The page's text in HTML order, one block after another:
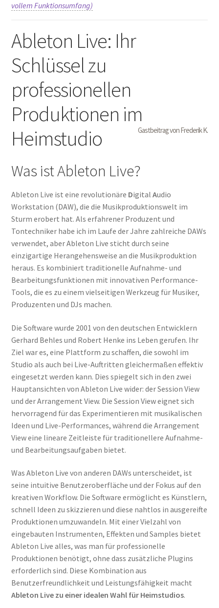
vollem Funktionsumfang)
Ableton Live: Ihr
Schlüssel zu
professionellen
Produktionen im
Heimstudio
Gastbeitrag von Frederik K.
Was ist Ableton Live?
Ableton Live ist eine revolutionäre Digital Audio
Workstation (DAW), die die Musikproduktionswelt im
Sturm erobert hat. Als erfahrener Produzent und
Tontechniker habe ich im Laufe der Jahre zahlreiche DAWs
verwendet, aber Ableton Live sticht durch seine
einzigartige Herangehensweise an die Musikproduktion
heraus. Es kombiniert traditionelle Aufnahme- und
Bearbeitungsfunktionen mit innovativen Performance-
Tools, die es zu einem vielseitigen Werkzeug für Musiker,
Produzenten und DJs machen.
Die Software wurde 2001 von den deutschen Entwicklern
Gerhard Behles und Robert Henke ins Leben gerufen. Ihr
Ziel war es, eine Plattform zu schaffen, die sowohl im
Studio als auch bei Live-Auftritten gleichermaßen effektiv
eingesetzt werden kann. Dies spiegelt sich in den zwei
Hauptansichten von Ableton Live wider: der Session View
und der Arrangement View. Die Session View eignet sich
hervorragend für das Experimentieren mit musikalischen
Ideen und Live-Performances, während die Arrangement
View eine lineare Zeitleiste für traditionellere Aufnahme-
und Bearbeitungsaufgaben bietet.
Was Ableton Live von anderen DAWs unterscheidet, ist
seine intuitive Benutzeroberfläche und der Fokus auf den
kreativen Workflow. Die Software ermöglicht es Künstlern,
schnell Ideen zu skizzieren und diese nahtlos in ausgereifte
Produktionen umzuwandeln. Mit einer Vielzahl von
eingebauten Instrumenten, Effekten und Samples bietet
Ableton Live alles, was man für professionelle
Produktionen benötigt, ohne dass zusätzliche Plugins
erforderlich sind. Diese Kombination aus
Benutzerfreundlichkeit und Leistungsfähigkeit macht
Ableton Live zu einer idealen Wahl für Heimstudios.